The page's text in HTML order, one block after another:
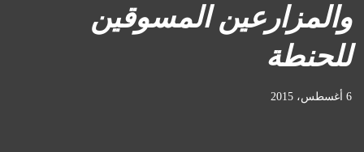
والمزارعين المسوقين
للحنطة
6 أغسطس، 2015